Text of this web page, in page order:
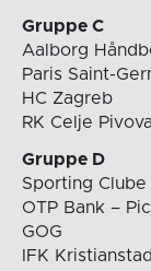
Gruppe C
Aalborg
Paris Saint-
HC Zagreb
RK Celje
Gruppe D
Sporting Clube
OTP Bank –
GOG
IFK Kristianstad